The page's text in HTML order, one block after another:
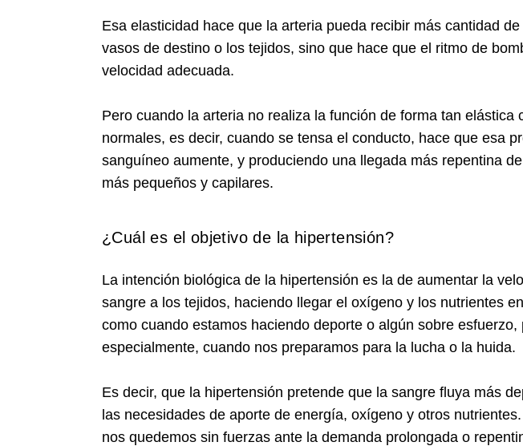
Esa elasticidad hace que la arteria pueda recibir más cantidad
vasos de destino o los tejidos, sino que hace que el ritmo de
velocidad adecuada.
Pero cuando la arteria no realiza la función de forma tan elástica
normales, es decir, cuando se tensa el conducto, hace que esa
sanguíneo aumente, y produciendo una llegada más repentina
más pequeños y capilares.
¿Cuál es el objetivo de la hipertensión?
La intención biológica de la hipertensión es la de aumentar la
sangre a los tejidos, haciendo llegar el oxígeno y los nutrientes
como cuando estamos haciendo deporte o algún sobre esfuerzo,
especialmente, cuando nos preparamos para la lucha o la huida.
Es decir, que la hipertensión pretende que la sangre fluya más
las necesidades de aporte de energía, oxígeno y otros
nos quedemos sin fuerzas ante la demanda prolongada o